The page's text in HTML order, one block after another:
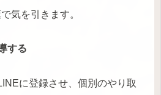
気を引きます。
する
に登録させ、個別のやり取